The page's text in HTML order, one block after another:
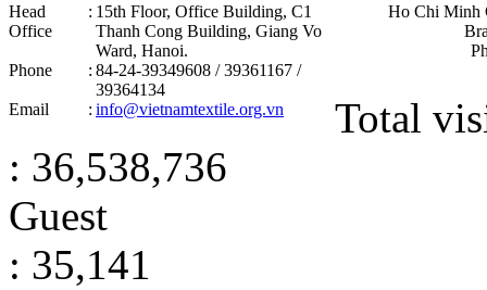
Head
Office
: 15th Floor, Office Building, C1
Thanh Cong Building, Giang Vo
Ward, Hanoi .
Phone
: 84-24-39349608 / 39361167 /
39364134
Email
: info@vietnamtextile.org.vn
Ho Chi Minh
Total
: 36,538,736
Guest
: 35,141